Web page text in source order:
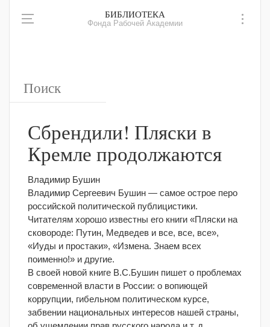
БИБЛИОТЕКА
Фонда Рабочей Академии
Сбрендили! Пляски в
Кремле продолжаются
Владимир Бушин
Владимир Сергеевич Бушин — самое острое перо
российской политической публицистики.
Читателям хорошо известны его книги «Пляски на
сковороде: Путин, Медведев и все, все, все»,
«Иуды и простаки», «Измена. Знаем всех
поименно!» и другие.
В своей новой книге В.С.Бушин пишет о проблемах
современной власти в России: о вопиющей
коррупции, гибельном политическом курсе,
забвении национальных интересов нашей страны,